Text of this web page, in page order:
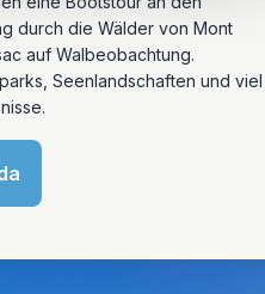
durch die Wälder von Mont
auf Walbeobachtung.
Seenlandschaften und viel